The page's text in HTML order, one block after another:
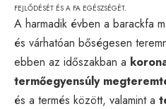
FEJLŐDÉSÉT ÉS A FA EGÉSZSÉGÉT.
A harmadik évben a barackfa
és várhatóan bőségesen
ebben az időszakban a
termőegyensúly
és a termés között, valamint a